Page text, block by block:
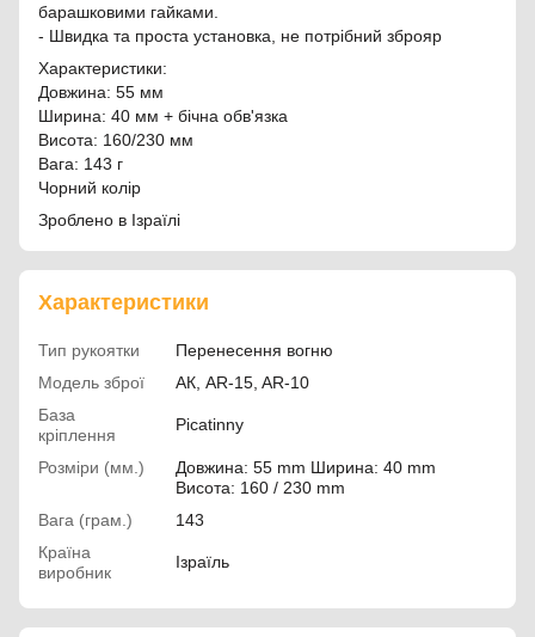
барашковими гайками.
- Швидка та проста установка, не потрібний зброяр
Характеристики:
Довжина: 55 мм
Ширина: 40 мм + бічна обв'язка
Висота: 160/230 мм
Вага: 143 г
Чорний колір
Зроблено в Ізраїлі
Характеристики
Тип рукоятки
Перенесення вогню
Модель зброї
АК, AR-15, AR-10
База
кріплення
Picatinny
Розміри (мм.)
Довжина: 55 mm Ширина: 40 mm
Висота: 160 / 230 mm
Вага (грам.)
143
Країна
виробник
Ізраїль